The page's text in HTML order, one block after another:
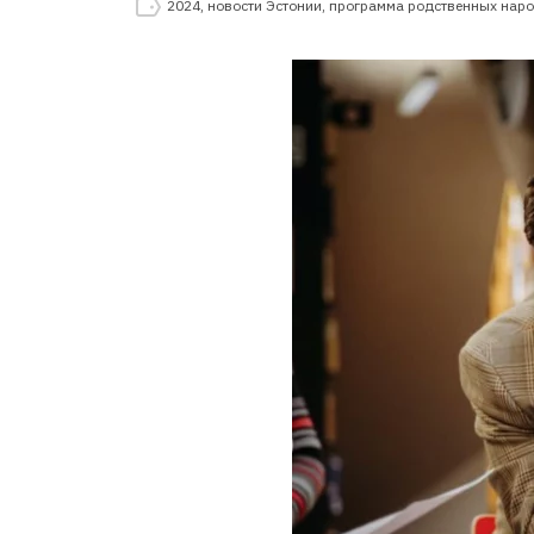
2024, новости Эстонии, программа родственных